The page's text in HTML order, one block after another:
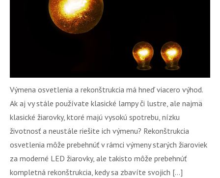
Výmena osvetlenia a rekonštrukcia má hneď viacero výhod.
Ak aj vy stále používate klasické lampy či lustre, ale najmä
klasické žiarovky, ktoré majú vysokú spotrebu, nízku
životnosť a neustále riešite ich výmenu? Rekonštrukcia
osvetlenia môže prebehnúť v rámci výmeny starých žiaroviek
za moderné LED žiarovky, ale takisto môže prebehnúť
kompletná rekonštrukcia, kedy sa zbavíte svojich […]